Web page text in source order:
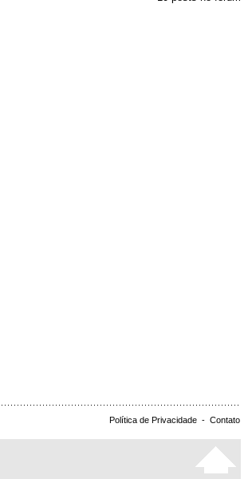
Política de Privacidade - Contato